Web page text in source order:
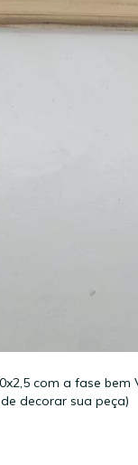
com a fase
decorar sua peça)